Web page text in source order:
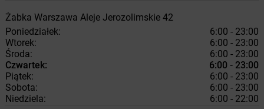
Żabka Warszawa Aleje Jerozolimskie 42
Poniedziałek:
6:00 - 23:00
Wtorek:
6:00 - 23:00
Środa:
6:00 - 23:00
Czwartek:
6:00 - 23:00
Piątek:
6:00 - 23:00
Sobota:
6:00 - 23:00
Niedziela:
6:00 - 22:00